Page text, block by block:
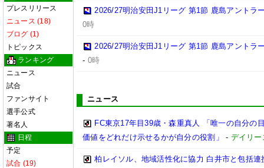
プレスリリース
ニュース (18)
ブログ (1)
トピックス
ランキング
ニュース
試合
ファンサイト
選手公式
著名人
日程
予定
試合 (19)
2026/27明治安田J1リーグ 第1節 鹿島アントラ
0時
2026/27明治安田J1リーグ 第1節 鹿島アントラ
- 0時
ニュース
FC東京17年目39歳・森重真人 「唯一の自分の
価値をどれだけ示せるかが自分の役割」
- デイリ
柏レイソル、地域活性化に協力 白井市と包括連